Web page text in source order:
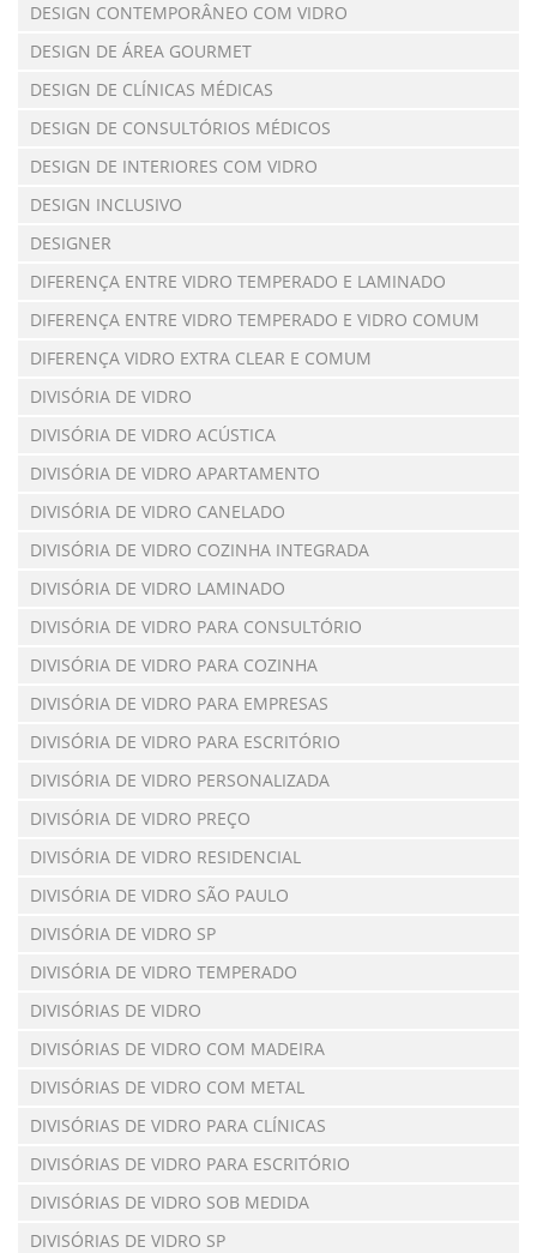
DESIGN CONTEMPORÂNEO COM VIDRO
DESIGN DE ÁREA GOURMET
DESIGN DE CLÍNICAS MÉDICAS
DESIGN DE CONSULTÓRIOS MÉDICOS
DESIGN DE INTERIORES COM VIDRO
DESIGN INCLUSIVO
DESIGNER
DIFERENÇA ENTRE VIDRO TEMPERADO E LAMINADO
DIFERENÇA ENTRE VIDRO TEMPERADO E VIDRO COMUM
DIFERENÇA VIDRO EXTRA CLEAR E COMUM
DIVISÓRIA DE VIDRO
DIVISÓRIA DE VIDRO ACÚSTICA
DIVISÓRIA DE VIDRO APARTAMENTO
DIVISÓRIA DE VIDRO CANELADO
DIVISÓRIA DE VIDRO COZINHA INTEGRADA
DIVISÓRIA DE VIDRO LAMINADO
DIVISÓRIA DE VIDRO PARA CONSULTÓRIO
DIVISÓRIA DE VIDRO PARA COZINHA
DIVISÓRIA DE VIDRO PARA EMPRESAS
DIVISÓRIA DE VIDRO PARA ESCRITÓRIO
DIVISÓRIA DE VIDRO PERSONALIZADA
DIVISÓRIA DE VIDRO PREÇO
DIVISÓRIA DE VIDRO RESIDENCIAL
DIVISÓRIA DE VIDRO SÃO PAULO
DIVISÓRIA DE VIDRO SP
DIVISÓRIA DE VIDRO TEMPERADO
DIVISÓRIAS DE VIDRO
DIVISÓRIAS DE VIDRO COM MADEIRA
DIVISÓRIAS DE VIDRO COM METAL
DIVISÓRIAS DE VIDRO PARA CLÍNICAS
DIVISÓRIAS DE VIDRO PARA ESCRITÓRIO
DIVISÓRIAS DE VIDRO SOB MEDIDA
DIVISÓRIAS DE VIDRO SP